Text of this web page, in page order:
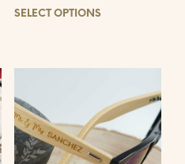
Ce
plusieurs
variations.
Les
options
peuvent
être
SELECT OPTIONS